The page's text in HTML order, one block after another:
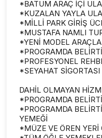
*BATUM ARAÇ İÇİ
*KUZALAN YAYLA
*MİLLİ PARK GİRİŞ
*MUSTAFA NAMLI
*YENİ MODEL
*PROGRAMDA
*PROFESYONEL
*SEYAHAT SİGORTASI
DAHİL OLMAYAN
*PROGRAMDA
*PROGRAMDA
YEMEĞİ
*MÜZE VE ÖREN YERİ